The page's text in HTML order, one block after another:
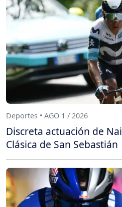
Deportes • AGO 1 / 2026
Discreta actuación de
Clásica de San Sebastián